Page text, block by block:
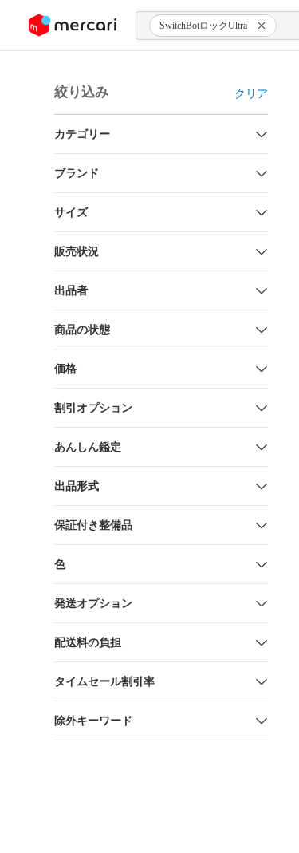
ツにスキップ SwitchBotロックUltra
絞り込み クリア
カテゴリー
ブランド
サイズ
販売状況
出品者
商品の状態
価格
割引オプション
あんしん鑑定
出品形式
保証付き整備品
色
発送オプション
配送料の負担
タイムセール割引率
除外キーワード